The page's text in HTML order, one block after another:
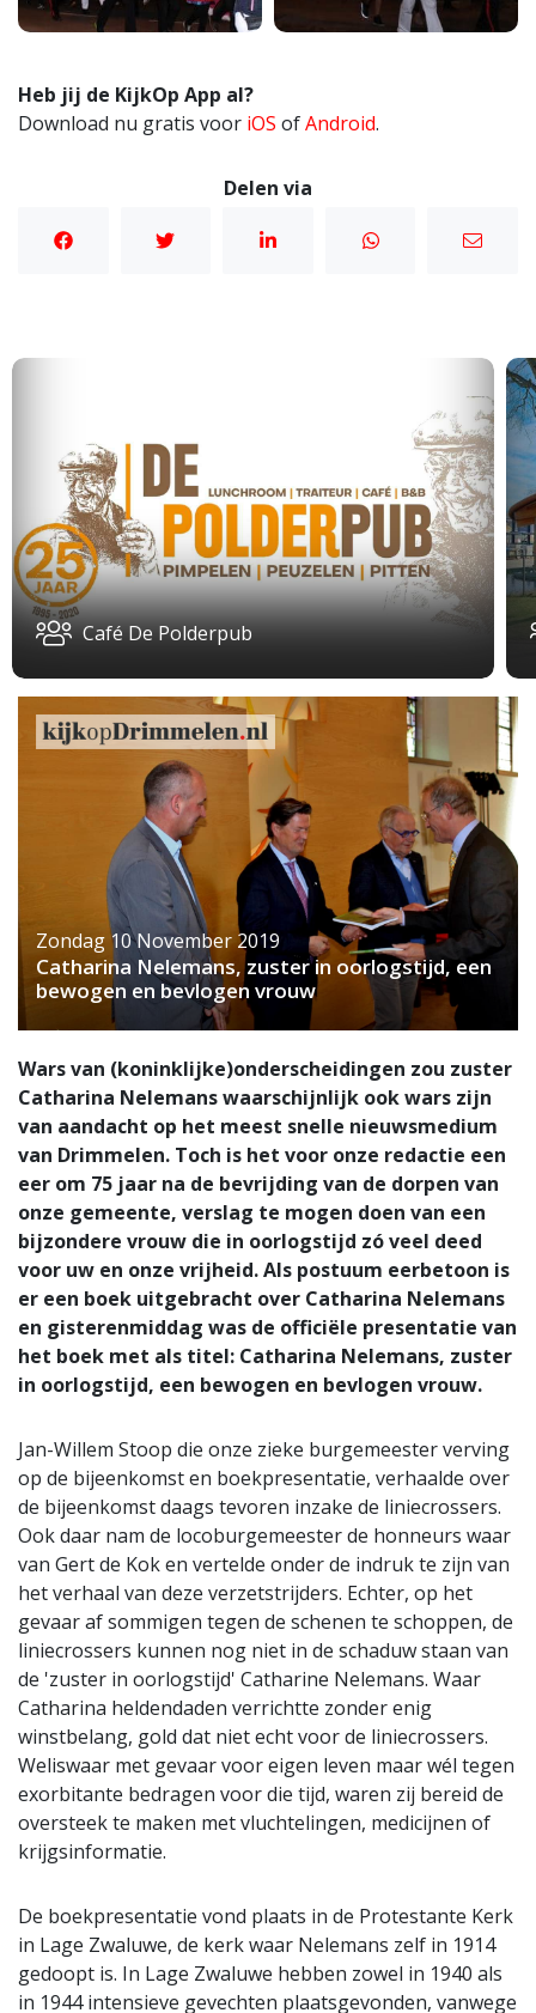
Heb jij de KijkOp App al?
Download nu gratis voor iOS ofAndroid.
Delen via
Café De Polderpub
Zondag 10 November 2019
Catharina Nelemans, zuster in oorlogstijd, een
bewogen en bevlogen vrouw
Wars van (koninklijke)onderscheidingen zou zuster
Catharina Nelemans waarschijnlijk ook wars zijn
van aandacht op het meest snelle nieuwsmedium
van Drimmelen. Toch is het voor onze redactie een
eer om 75 jaar na de bevrijding van de dorpen van
onze gemeente, verslag te mogen doen van een
bijzondere vrouw die in oorlogstijd zó veel deed
voor uw en onze vrijheid. Als postuum eerbetoon is
er een boek uitgebracht over Catharina Nelemans
en gisterenmiddag was de officiële presentatie van
het boek met als titel: Catharina Nelemans, zuster
in oorlogstijd, een bewogen en bevlogen vrouw.
Jan-Willem Stoop die onze zieke burgemeester verving
op de bijeenkomst en boekpresentatie, verhaalde over
de bijeenkomst daags tevoren inzake de liniecrossers.
Ook daar nam de locoburgemeester de honneurs waar
van Gert de Kok en vertelde onder de indruk te zijn van
het verhaal van deze verzetstrijders. Echter, op het
gevaar af sommigen tegen de schenen te schoppen, de
liniecrossers kunnen nog niet in de schaduw staan van
de 'zuster in oorlogstijd' Catharine Nelemans. Waar
Catharina heldendaden verrichtte zonder enig
winstbelang, gold dat niet echt voor de liniecrossers.
Weliswaar met gevaar voor eigen leven maar wél tegen
exorbitante bedragen voor die tijd, waren zij bereid de
oversteek te maken met vluchtelingen, medicijnen of
krijgsinformatie.
De boekpresentatie vond plaats in de Protestante Kerk
in Lage Zwaluwe, de kerk waar Nelemans zelf in 1914
gedoopt is. In Lage Zwaluwe hebben zowel in 1940 als
in 1944 intensieve gevechten plaatsgevonden, vanwege